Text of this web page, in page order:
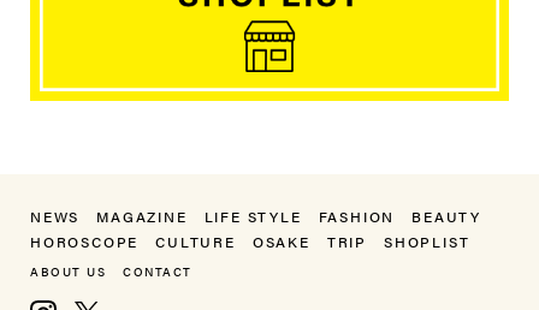
NEWS MAGAZINE LIFE STYLE FASHION
BEAUTY
HOROSCOPE
CULTURE OSAKE TRIP SHOPLIST
ABOUT US CONTACT